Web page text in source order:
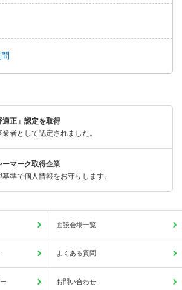
適正」認定を取得
者として認定されました。
ーマーク取得企業
準で個人情報をお守りします。
面談会場一覧
よくある質問
お問い合わせ